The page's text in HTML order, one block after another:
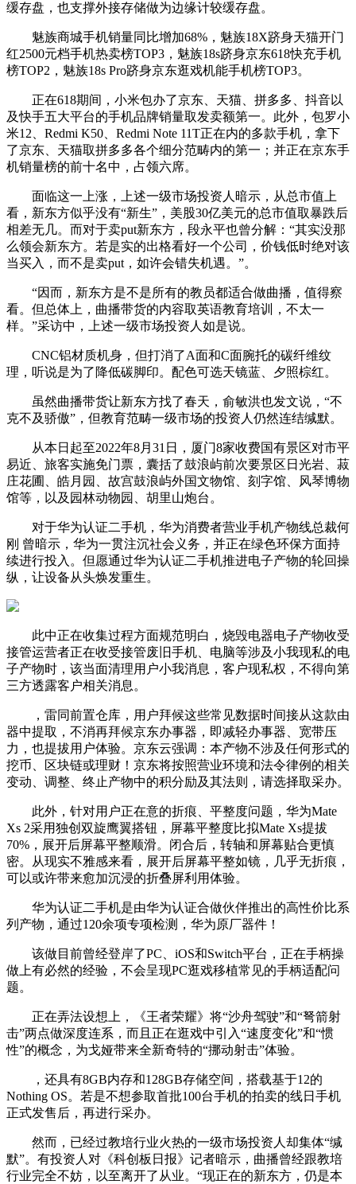
缓存盘，也支撑外接存储做为边缘计较缓存盘。
魅族商城手机销量同比增加68%，魅族18X跻身天猫开门
红2500元档手机热卖榜TOP3，魅族18s跻身京东618快充手机
榜TOP2，魅族18s Pro跻身京东逛戏机能手机榜TOP3。
正在618期间，小米包办了京东、天猫、拼多多、抖音以
及快手五大平台的手机品牌销量取发卖额第一。此外，包罗小
米12、Redmi K50、Redmi Note 11T正在内的多款手机，拿下
了京东、天猫取拼多多各个细分范畴内的第一；并正在京东手
机销量榜的前十名中，占领六席。
面临这一上涨，上述一级市场投资人暗示，从总市值上
看，新东方似乎没有“新生”，美股30亿美元的总市值取暴跌后
相差无几。而对于卖put新东方，段永平也曾分解：“其实没那
么领会新东方。若是实的出格看好一个公司，价钱低时绝对该
当买入，而不是卖put，如许会错失机遇。”。
“因而，新东方是不是所有的教员都适合做曲播，值得察
看。但总体上，曲播带货的内容取英语教育培训，不太一
样。”采访中，上述一级市场投资人如是说。
CNC铝材质机身，但打消了A面和C面腕托的碳纤维纹
理，听说是为了降低碳脚印。配色可选天镜蓝、夕照棕红。
虽然曲播带货让新东方找了春天，俞敏洪也发文说，“不
克不及骄傲”，但教育范畴一级市场的投资人仍然连结缄默。
从本日起至2022年8月31日，厦门8家收费国有景区对市平
易近、旅客实施免门票，囊括了鼓浪屿前次要景区日光岩、菽
庄花圃、皓月园、故宫鼓浪屿外国文物馆、刻字馆、风琴博物
馆等，以及园林动物园、胡里山炮台。
对于华为认证二手机，华为消费者营业手机产物线总裁何
刚 曾暗示，华为一贯注沉社会义务，并正在绿色环保方面持
续进行投入。但愿通过华为认证二手机推进电子产物的轮回操
纵，让设备从头焕发重生。
此中正在收集过程方面规范明白，烧毁电器电子产物收受
接管运营者正在收受接管废旧手机、电脑等涉及小我现私的电
子产物时，该当面清理用户小我消息，客户现私权，不得向第
三方透露客户相关消息。
，雷同前置仓库，用户拜候这些常见数据时间接从这款由
器中提取，不消再拜候京东办事器，即减轻办事器、宽带压
力，也提拔用户体验。京东云强调：本产物不涉及任何形式的
挖币、区块链或理财！京东将按照营业环境和法令律例的相关
变动、调整、终止产物中的积分励及其法则，请选择取采办。
此外，针对用户正在意的折痕、平整度问题，华为Mate
Xs 2采用独创双旋鹰翼搭钮，屏幕平整度比拟Mate Xs提拔
70%，展开后屏幕平整顺滑。闭合后，转轴和屏幕贴合更慎
密。从现实不雅感来看，展开后屏幕平整如镜，几乎无折痕，
可以或许带来愈加沉浸的折叠屏利用体验。
华为认证二手机是由华为认证合做伙伴推出的高性价比系
列产物，通过120余项专项检测，华为原厂器件！
该做目前曾经登岸了PC、iOS和Switch平台，正在手柄操
做上有必然的经验，不会呈现PC逛戏移植常见的手柄适配问
题。
正在弄法设想上，《王者荣耀》将“沙舟驾驶”和“弩箭射
击”两点做深度连系，而且正在逛戏中引入“速度变化”和“惯
性”的概念，为戈娅带来全新奇特的“挪动射击”体验。
，还具有8GB内存和128GB存储空间，搭载基于12的
Nothing OS。若是不想参取首批100台手机的拍卖的线日手机
正式发售后，再进行采办。
然而，已经过教培行业火热的一级市场投资人却集体“缄
默”。有投资人对《科创板日报》记者暗示，曲播曾经跟教培
行业完全不妨，以至离开了从业。“现正在的新东方，仍是本